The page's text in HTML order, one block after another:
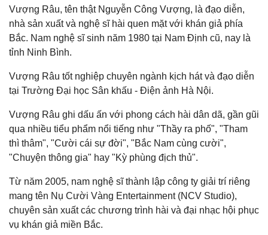
Vượng Râu, tên thật Nguyễn Công Vượng, là đạo diễn,
nhà sản xuất và nghệ sĩ hài quen mặt với khán giả phía
Bắc. Nam nghệ sĩ sinh năm 1980 tại Nam Định cũ, nay là
tỉnh Ninh Bình.
Vượng Râu tốt nghiệp chuyên ngành kịch hát và đạo diễn
tại Trường Đại học Sân khấu - Điện ảnh Hà Nội.
Vượng Râu ghi dấu ấn với phong cách hài dân dã, gần gũi
qua nhiều tiểu phẩm nổi tiếng như "Thầy ra phố", "Tham
thì thâm", "Cười cái sự đời", "Bắc Nam cùng cười",
"Chuyện thông gia" hay "Kỳ phùng địch thủ".
Từ năm 2005, nam nghệ sĩ thành lập công ty giải trí riêng
mang tên Nụ Cười Vàng Entertainment (NCV Studio),
chuyên sản xuất các chương trình hài và đại nhạc hội phục
vụ khán giả miền Bắc.